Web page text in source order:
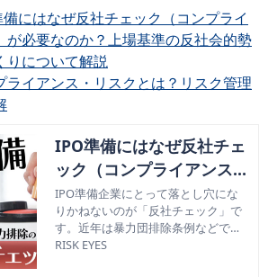
にはなぜ反社チェック（コンプライ
が必要なのか？上場基準の反社会的勢
りについて解説
ライアンス・リスクとは？リスク管理
IPO準備にはなぜ反社チェ
ック（コンプライアンスチ
ェック）が必要なのか？
反社会的勢力排除の体制づ
くりについて解説
IPO準備企業にとって落とし穴にな
りかねないのが「反社チェック」で
す。近年は暴力団排除条例などで暴
力団構成員は減少傾向にあります
RISK EYES